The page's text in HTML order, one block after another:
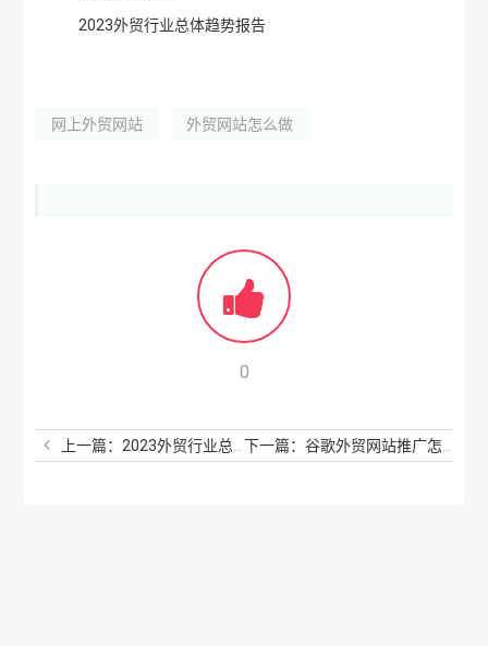
2023外贸行业总体趋势报告
网上外贸网站 外贸网站怎么做
0
上一篇：2023外贸行业总体趋势报告怎样？2023年外贸行业发展前景如何？